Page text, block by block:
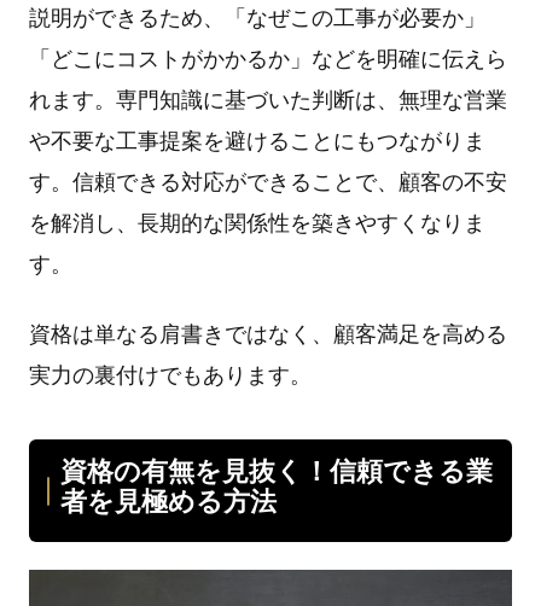
説明ができるため、「なぜこの⼯事が必要か」
「どこにコストがかかるか」などを明確に伝えら
れます。専⾨知識に基づいた判断は、無理な営業
や不要な⼯事提案を避けることにもつながりま
す。信頼できる対応ができることで、顧客の不安
を解消し、⻑期的な関係性を築きやすくなりま
す。
資格は単なる肩書きではなく、顧客満⾜を⾼める
実⼒の裏付けでもあります。
資格の有無を⾒抜く！信頼できる業
者を⾒極める⽅法